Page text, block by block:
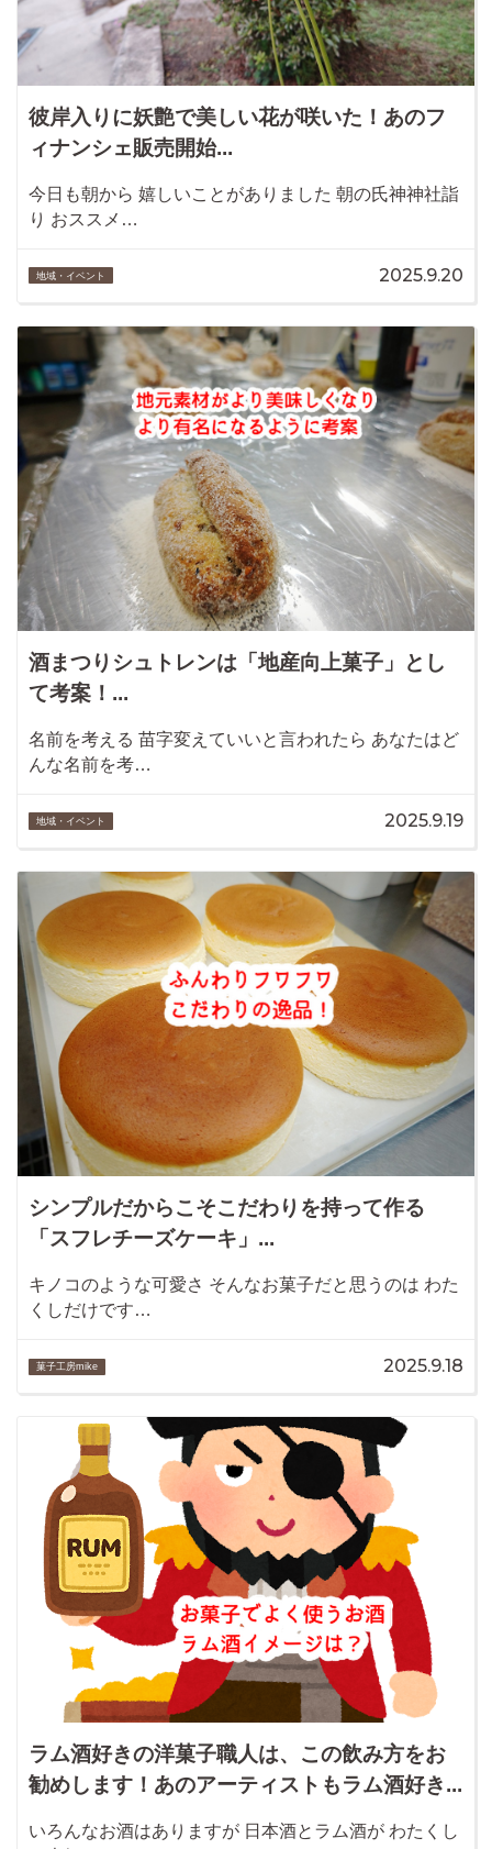
彼岸入りに妖艶で美しい花が咲いた！あのフ
ィナンシェ販売開始...
今日も朝から 嬉しいことがありました 朝の氏神神社詣
り おススメ…
地域・イベント 2025.9.20
酒まつりシュトレンは「地産向上菓子」とし
て考案！...
名前を考える 苗字変えていいと言われたら あなたはど
んな名前を考…
地域・イベント 2025.9.19
シンプルだからこそこだわりを持って作る
「スフレチーズケーキ」...
キノコのような可愛さ そんなお菓子だと思うのは わた
くしだけです…
菓子工房mike 2025.9.18
ラム酒好きの洋菓子職人は、この飲み方をお
勧めします！あのアーティストもラム酒好き...
いろんなお酒はありますが 日本酒とラム酒が わたくし